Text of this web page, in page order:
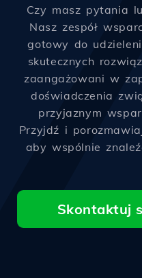
Czy masz pytania
Nasz zespół
gotowy do
skutecznych
zaangażowani w
doświadczenia
przyjaznym
Przyjdź i
aby wspólnie
Skontaktuj